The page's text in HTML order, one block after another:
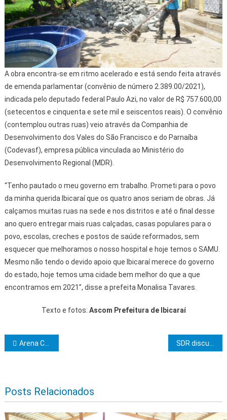
A obra encontra-se em ritmo acelerado e está sendo feita através
de emenda parlamentar (convênio de número 2.389.00/2021),
indicada pelo deputado federal Paulo Azi, no valor de R$ 757.600,00
(setecentos e cinquenta e sete mil e seiscentos reais). O convênio
(contemplou outras ruas) veio através da Companhia de
Desenvolvimento dos Vales do São Francisco e do Parnaíba
(Codevasf), empresa pública vinculada ao Ministério do
Desenvolvimento Regional (MDR).
“Tenho pautado o meu governo em trabalho. Prometi para o povo
da minha querida Ibicaraí que os quatro anos seriam de obras. Já
calçamos muitas ruas na sede e nos distritos e até o final desse
ano quero entregar mais ruas calçadas, casas populares para o
povo, escolas, creches e postos de saúde reformados, sem
esquecer que melhoramos o nosso hospital e hoje temos o SAMU.
Mesmo não tendo o devido apoio que Ibicaraí merece do governo
do estado, hoje temos uma cidade bem melhor do que a que
encontramos em 2021”, disse a prefeita Monalisa Tavares.
Texto e fotos: Ascom Prefeitura de Ibicaraí
Navegação de Post
Arena Cajueiro, em Feira de Santana, tem o primeiro jogo do Campeonato Baiano 2024 transmitido pela TVE
Posts Relacionados